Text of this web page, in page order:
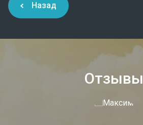
Назад
Отзывы